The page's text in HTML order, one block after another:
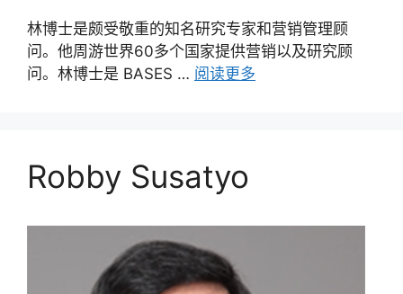
林博士是颇受敬重的知名研究专家和营销管理顾
问。他周游世界60多个国家提供营销以及研究顾
问。林博士是 BASES … 阅读更多
Robby Susatyo